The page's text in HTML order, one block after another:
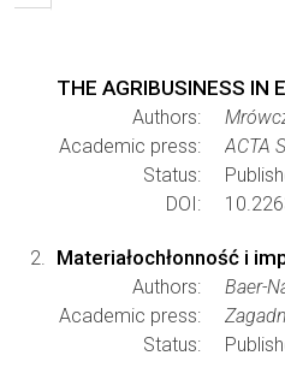
THE AGRIBUSINESS IN
Authors:
Academic press:
ACTA
Status:
DOI:
Materiałochłonność i
Authors:
Baer-
Academic press:
Status: